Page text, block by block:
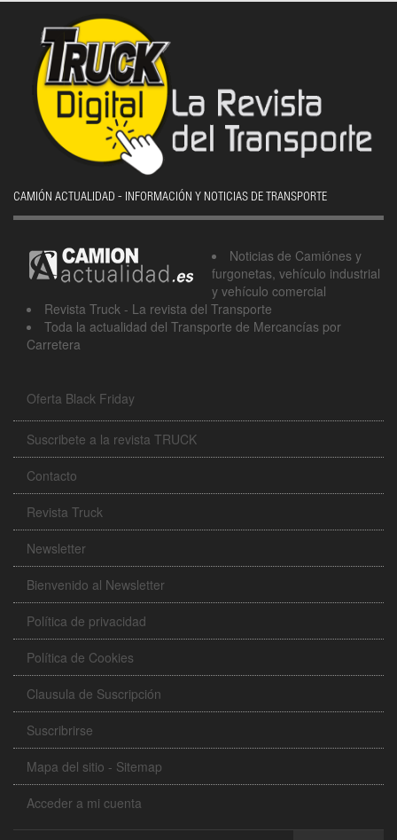
CAMIÓN ACTUALIDAD - INFORMACIÓN Y NOTICIAS DE TRANSPORTE
Noticias de Camiónes y
furgonetas, vehículo industrial
y vehículo comercial
Revista Truck - La revista del Transporte
Toda la actualidad del Transporte de Mercancías por
Carretera
Oferta Black Friday
Suscribete a la revista TRUCK
Contacto
Revista Truck
Newsletter
Bienvenido al Newsletter
Política de privacidad
Política de Cookies
Clausula de Suscripción
Suscribrirse
Mapa del sitio - Sitemap
Acceder a mi cuenta